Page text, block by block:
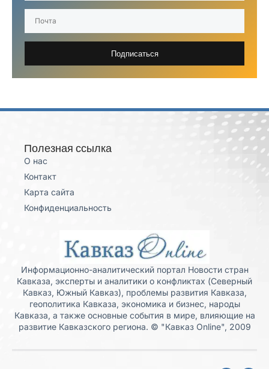
Подписаться
Полезная ссылка
О нас
Контакт
Карта сайта
Конфиденциальность
Информационно-аналитический портал Новости стран
Кавказа, эксперты и аналитики о конфликтах (Северный
Кавказ, Южный Кавказ), проблемы развития Кавказа,
геополитика Кавказа, экономика и бизнес, народы
Кавказа, а также основные события в мире, влияющие на
развитие Кавказского региона. © "Кавказ Online", 2009